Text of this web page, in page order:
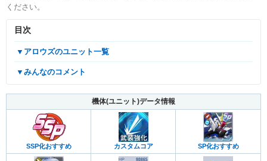
ください。
目次
▼アロウズのユニット一覧
▼みんなのコメント
機体(ユニット)データ情報
SSP化おすすめ カスタムコア SP化おすすめ